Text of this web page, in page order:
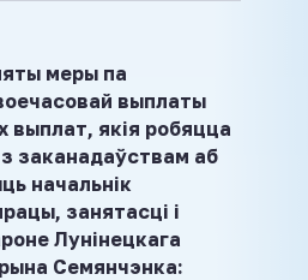
меры па
выплаты
выплат, якія робяцца
заканадаўствам аб
начальнік
занятасці і
Лунінецкага
Семянчэнка: